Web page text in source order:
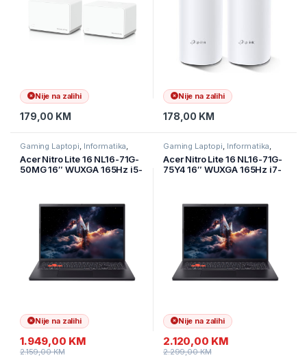
Nije na zalihi
179,00 KM
Nije na zalihi
178,00 KM
Gaming Laptopi Informatika
Laptopi
Acer Nitro Lite 16 NL16-71G-
50MG 16″ WUXGA 165Hz i5-
Nije na zalihi
1.949,00 KM
2.159,00KM
Gaming Laptopi Informatika
Laptopi
Acer Nitro Lite 16 NL16-71G-
75Y4 16″ WUXGA 165Hz i7-
Nije na zalihi
2.120,00 KM
2.299,00KM